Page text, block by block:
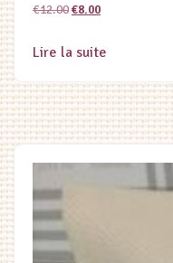
€12.00Le
initial
€12.00.
€8.00Le
actuel
€8.00.
Lire la suite